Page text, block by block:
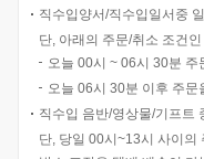
직수입양서/직수입일서중
단, 아래의 주문/취소 조건
오늘 00시 ~ 06시 30분
오늘 06시 30분 이후 주
직수입 음반/영상물/기프트
단, 당일 00시~13시 사이의